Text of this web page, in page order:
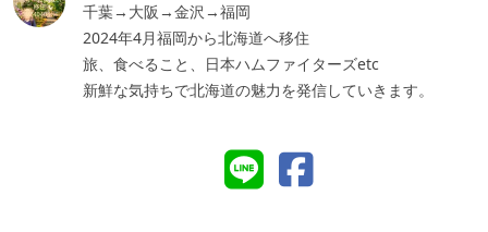
千葉→大阪→金沢→福岡
2024年4月福岡から北海道へ移住
旅、食べること、日本ハムファイターズetc
新鮮な気持ちで北海道の魅力を発信していきます。